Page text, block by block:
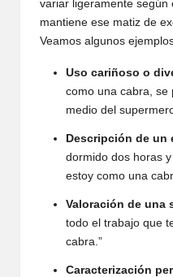
variar ligeramente según
mantiene ese matiz de
Veamos algunos
Uso cariñoso o
como una cabra, se
medio del
Descripción de un
dormido dos horas
estoy como una
Valoración de una
todo el trabajo que
cabra.”
Caracterización